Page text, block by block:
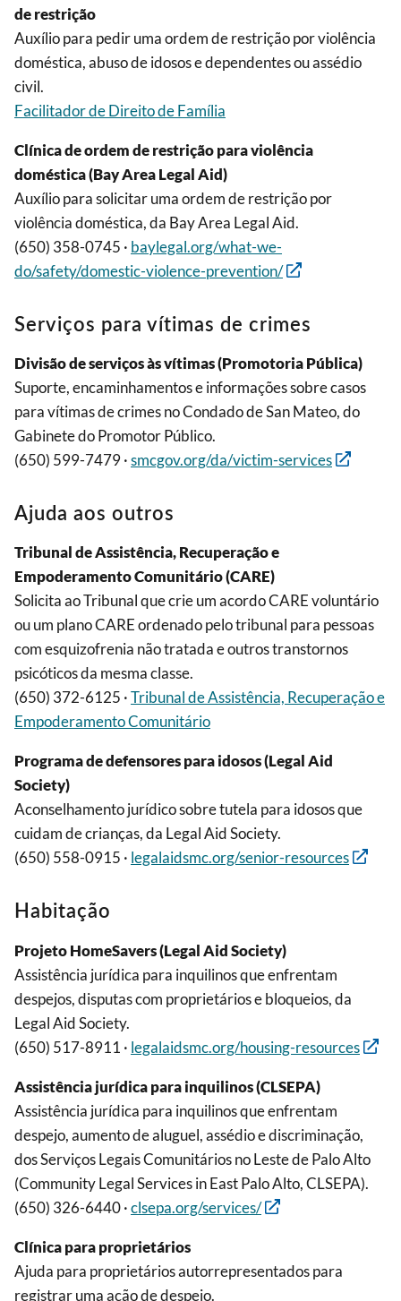
de restrição
Auxílio para pedir uma ordem de restrição por violência
doméstica, abuso de idosos e dependentes ou assédio
civil.
Facilitador de Direito de Família
Clínica de ordem de restrição para violência
doméstica (Bay Area Legal Aid)
Auxílio para solicitar uma ordem de restrição por
violência doméstica, da Bay Area Legal Aid.
(650) 358-0745 · baylegal.org/what-we-
do/safety/domestic-violence-prevention/
Serviços para vítimas de crimes
Divisão de serviços às vítimas (Promotoria Pública)
Suporte, encaminhamentos e informações sobre casos
para vítimas de crimes no Condado de San Mateo, do
Gabinete do Promotor Público.
(650) 599-7479 ·smcgov.org/da/victim-services
Ajuda aos outros
Tribunal de Assistência, Recuperação e
Empoderamento Comunitário (CARE)
Solicita ao Tribunal que crie um acordo CARE voluntário
ou um plano CARE ordenado pelo tribunal para pessoas
com esquizofrenia não tratada e outros transtornos
psicóticos da mesma classe.
(650) 372-6125 ·Tribunal de Assistência, Recuperação e
Empoderamento Comunitário
Programa de defensores para idosos (Legal Aid
Society)
Aconselhamento jurídico sobre tutela para idosos que
cuidam de crianças, da Legal Aid Society.
(650) 558-0915 · legalaidsmc.org/senior-resources
Habitação
Projeto HomeSavers (Legal Aid Society)
Assistência jurídica para inquilinos que enfrentam
despejos, disputas com proprietários e bloqueios, da
Legal Aid Society.
(650) 517-8911 · legalaidsmc.org/housing-resources
Assistência jurídica para inquilinos (CLSEPA)
Assistência jurídica para inquilinos que enfrentam
despejo, aumento de aluguel, assédio e discriminação,
dos Serviços Legais Comunitários no Leste de Palo Alto
(Community Legal Services in East Palo Alto, CLSEPA).
(650) 326-6440 ·clsepa.org/services/
Clínica para proprietários
Ajuda para proprietários autorrepresentados para
registrar uma ação de despejo.